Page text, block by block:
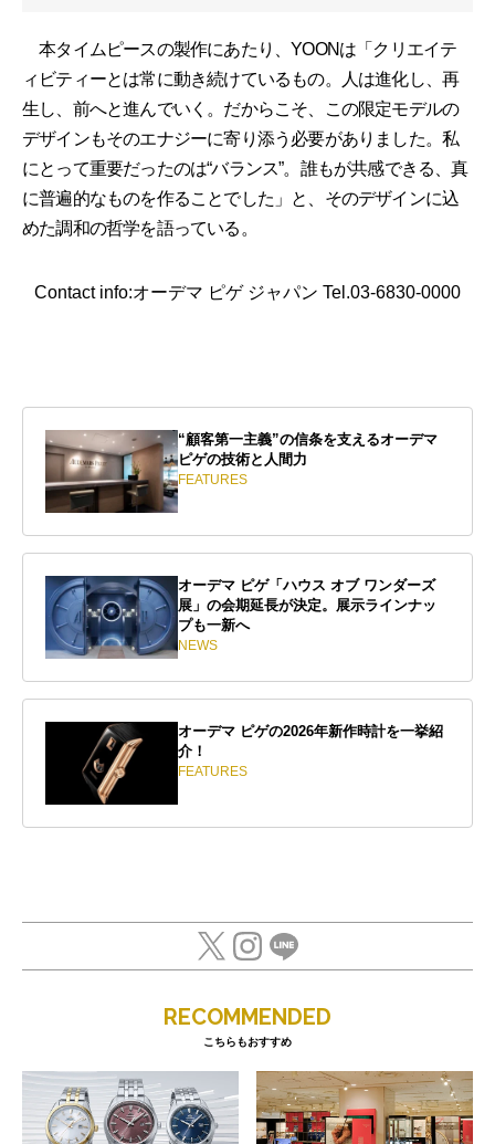
本タイムピースの製作にあたり、YOONは「クリエイテ
ィビティーとは常に動き続けているもの。人は進化し、再
生し、前へと進んでいく。だからこそ、この限定モデルの
デザインもそのエナジーに寄り添う必要がありました。私
にとって重要だったのは“バランス”。誰もが共感できる、真
に普遍的なものを作ることでした」と、そのデザインに込
めた調和の哲学を語っている。
Contact info:オーデマ ピゲ ジャパン Tel.03-6830-0000
“顧客第一主義”の信条を支えるオーデマ
ピゲの技術と人間力
FEATURES
オーデマ ピゲ「ハウス オブ ワンダーズ
展」の会期延長が決定。展示ラインナッ
プも一新へ
NEWS
オーデマ ピゲの2026年新作時計を一挙紹
介！
FEATURES
RECOMMENDED
こちらもおすすめ